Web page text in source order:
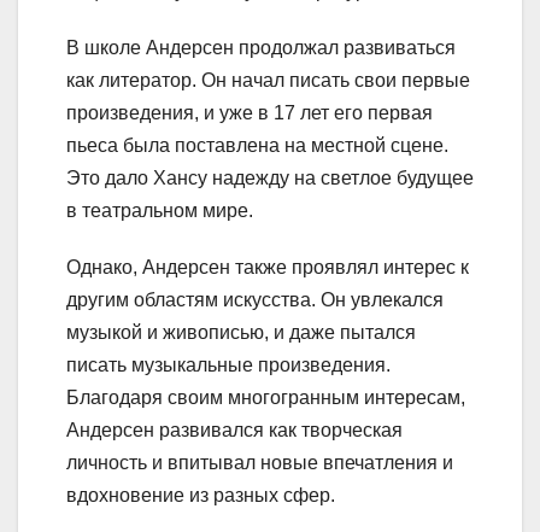
В школе Андерсен продолжал развиваться
как литератор. Он начал писать свои первые
произведения, и уже в 17 лет его первая
пьеса была поставлена на местной сцене.
Это дало Хансу надежду на светлое будущее
в театральном мире.
Однако, Андерсен также проявлял интерес к
другим областям искусства. Он увлекался
музыкой и живописью, и даже пытался
писать музыкальные произведения.
Благодаря своим многогранным интересам,
Андерсен развивался как творческая
личность и впитывал новые впечатления и
вдохновение из разных сфер.